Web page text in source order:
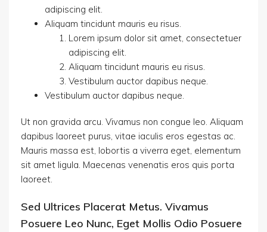
adipiscing elit.
Aliquam tincidunt mauris eu risus.
Lorem ipsum dolor sit amet, consectetuer
adipiscing elit.
Aliquam tincidunt mauris eu risus.
Vestibulum auctor dapibus neque.
Vestibulum auctor dapibus neque.
Ut non gravida arcu. Vivamus non congue leo. Aliquam
dapibus laoreet purus, vitae iaculis eros egestas ac.
Mauris massa est, lobortis a viverra eget, elementum
sit amet ligula. Maecenas venenatis eros quis porta
laoreet.
Sed Ultrices Placerat Metus. Vivamus
Posuere Leo Nunc, Eget Mollis Odio Posuere